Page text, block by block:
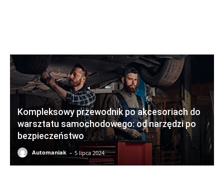
Kompleksowy przewodnik po akcesoriach do
warsztatu samochodowego: od narzędzi po
bezpieczeństwo
Automaniak - 5 lipca 2024